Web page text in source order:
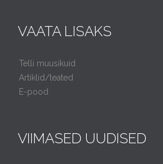
VAATA LISAKS
Telli muusikuid
Artiklid/teated
E-pood
VIIMASED UUDISED